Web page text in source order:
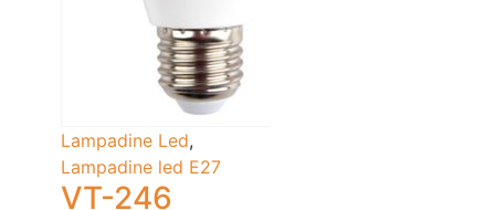
Lampadine Led,
Lampadine led E27
VT-246